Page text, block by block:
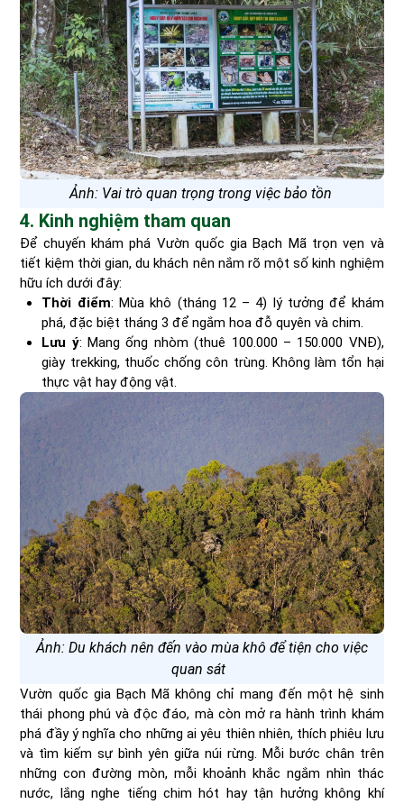
Ảnh: Vai trò quan trọng trong việc bảo tồn
4. Kinh nghiệm tham quan
Để chuyến khám phá Vườn quốc gia Bạch Mã trọn vẹn và
tiết kiệm thời gian, du khách nên nắm rõ một số kinh nghiệm
hữu ích dưới đây:
Thời điểm: Mùa khô (tháng 12 – 4) lý tưởng để khám
phá, đặc biệt tháng 3 để ngắm hoa đỗ quyên và chim.
Lưu ý: Mang ống nhòm (thuê 100.000 – 150.000 VNĐ),
giày trekking, thuốc chống côn trùng. Không làm tổn hại
thực vật hay động vật.
Ảnh: Du khách nên đến vào mùa khô để tiện cho việc
quan sát
Vườn quốc gia Bạch Mã không chỉ mang đến một hệ sinh
thái phong phú và độc đáo, mà còn mở ra hành trình khám
phá đầy ý nghĩa cho những ai yêu thiên nhiên, thích phiêu lưu
và tìm kiếm sự bình yên giữa núi rừng. Mỗi bước chân trên
những con đường mòn, mỗi khoảnh khắc ngắm nhìn thác
nước, lắng nghe tiếng chim hót hay tận hưởng không khí